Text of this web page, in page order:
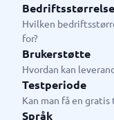
Bedriftsstørrelse
Hvilken
for?
Brukerstøtte
Hvordan kan
Testperiode
Kan man få en
Språk